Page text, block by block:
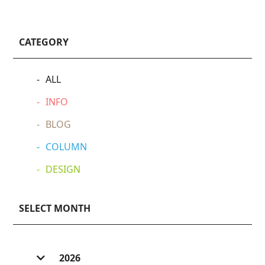
CATEGORY
ALL
INFO
BLOG
COLUMN
DESIGN
SELECT MONTH
2026